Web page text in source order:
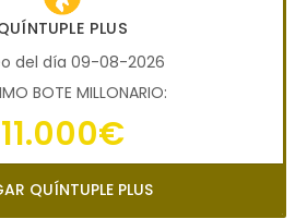
PLUS
del día 09-08-2026
BOTE MILLONARIO:
11.000€
QUÍNTUPLE PLUS